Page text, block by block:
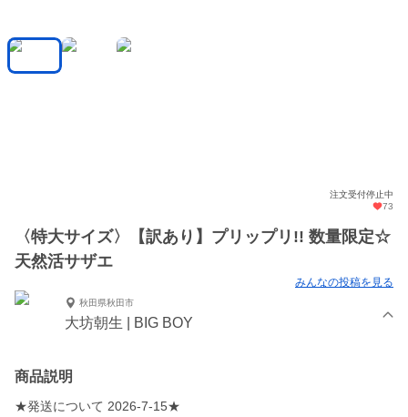
注文受付停止中
73
〈特大サイズ〉【訳あり】プリップリ!! 数量限定☆
天然活サザエ
みんなの投稿を見る
秋田県秋田市
大坊朝生 | BIG BOY
商品説明
★発送について 2026-7-15★